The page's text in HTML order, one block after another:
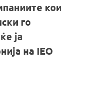
кои
го
ја
на IEO